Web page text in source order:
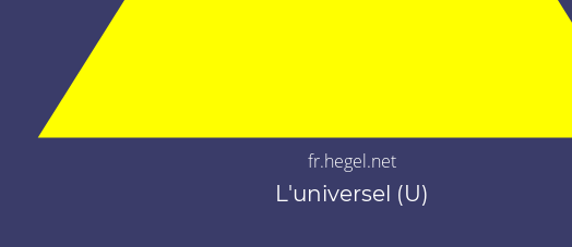
fr.hegel.net
L'universel (U)